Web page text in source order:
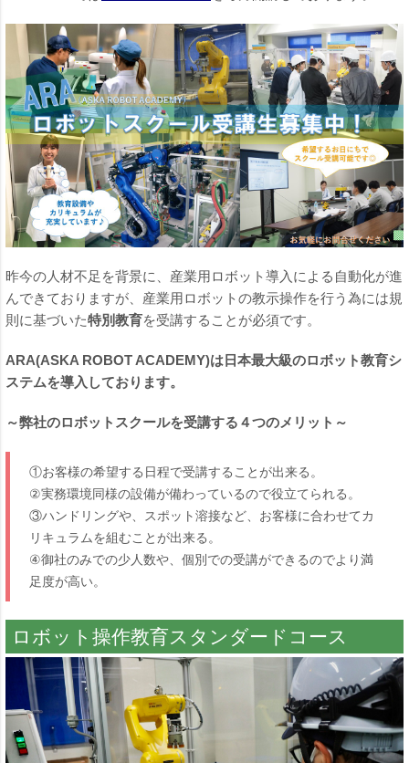
昨今の人材不足を背景に、産業用ロボット導入による自動化が進
んできておりますが、産業用ロボットの教示操作を行う為には規
則に基づいた特別教育を受講することが必須です。
ARA(ASKA ROBOT ACADEMY)は日本最大級のロボット教育シ
ステムを導入しております。
～弊社のロボットスクールを受講する４つのメリット～
①お客様の希望する日程で受講することが出来る。
②実務環境同様の設備が備わっているので役立てられる。
③ハンドリングや、スポット溶接など、お客様に合わせてカ
リキュラムを組むことが出来る。
④御社のみでの少人数や、個別での受講ができるのでより満
足度が高い。
ロボット操作教育スタンダードコース